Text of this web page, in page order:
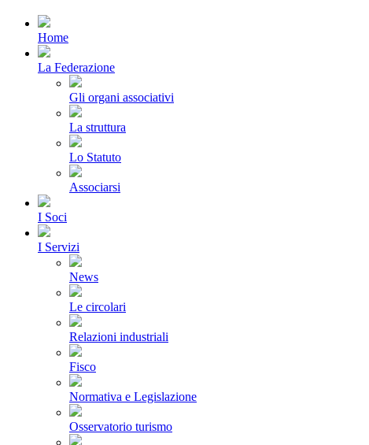
Home
La Federazione
Gli organi associativi
La struttura
Lo Statuto
Associarsi
I Soci
I Servizi
News
Le circolari
Relazioni industriali
Fisco
Normativa e Legislazione
Osservatorio turismo